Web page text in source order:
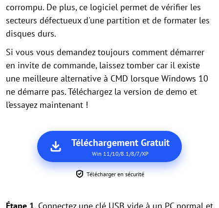
corrompu. De plus, ce logiciel permet de vérifier les
secteurs défectueux d'une partition et de formater les
disques durs.
Si vous vous demandez toujours comment démarrer
en invite de commande, laissez tomber car il existe
une meilleure alternative à CMD lorsque Windows 10
ne démarre pas. Téléchargez la version de demo et
l’essayez maintenant !
Téléchargement Gratuit
Win 11/10/8.1/8/7/XP
Télécharger en sécurité
Étape 1. Connectez une clé USB vide à un PC normal et